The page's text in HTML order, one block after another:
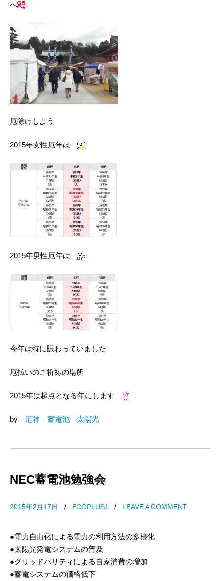
へ
厄除けしよう
2015年女性厄年は
2015年男性厄年は
今年は特に賑わっていました
厄払いのご祈祷の場所
2015年は起点となる年にします
by 厄神 蓄電池 太陽光
NEC蓄電池勉強会
2015年2月17日 / ECOPLUS1 / LEAVE A COMMENT
●電力自由化による電力の利用方法の多様化
●太陽光発電システムの普及
●グリッドパリティによる自家消費の増加
●蓄電システムの価格低下